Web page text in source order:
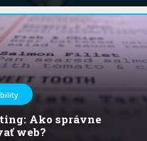
Ako správne
web?